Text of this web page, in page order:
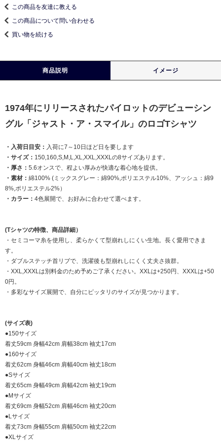
この商品を友達に教える
この商品について問い合わせる
買い物を続ける
商品説明 イメージ
1974年にリリースされたパイロットのデビューシン
グル「ジャスト・ア・スマイル」のロゴTシャツ
・入荷日目安： 入荷に7～10日ほど日を要します
・サイズ： 150,160,S,M,L,XL,XXL,XXXLの8サイズあります。
・厚さ： 5.6オンスで、程よい厚みが快適な着心地を提供。
・素材： 綿100% (ミックスグレー：綿90%,ポリエステル10%、アッシュ：綿9
8%,ポリエステル2%）
・カラー： 4色展開で、お好みに合わせて選べます。
(Tシャツの特徴、商品詳細）
・セミコーマ糸を使用し、柔らかくて型崩れしにくい生地。長く愛用できま
す。
・ダブルステッチ首リブで、洗濯後も型崩れしにくく丈夫さ抜群。
・XXL,XXXLは別料金のため予めご了承ください。XXLは+250円、XXXLは+50
0円。
・多彩なサイズ展開で、自分にピッタリのサイズが見つかります。
(サイズ表)
●150サイズ
着丈59cm 身幅42cm 肩幅38cm 袖丈17cm
●160サイズ
着丈62cm 身幅46cm 肩幅40cm 袖丈18cm
●Sサイズ
着丈65cm 身幅49cm 肩幅42cm 袖丈19cm
●Mサイズ
着丈69cm 身幅52cm 肩幅46cm 袖丈20cm
●Lサイズ
着丈73cm 身幅55cm 肩幅50cm 袖丈22cm
●XLサイズ